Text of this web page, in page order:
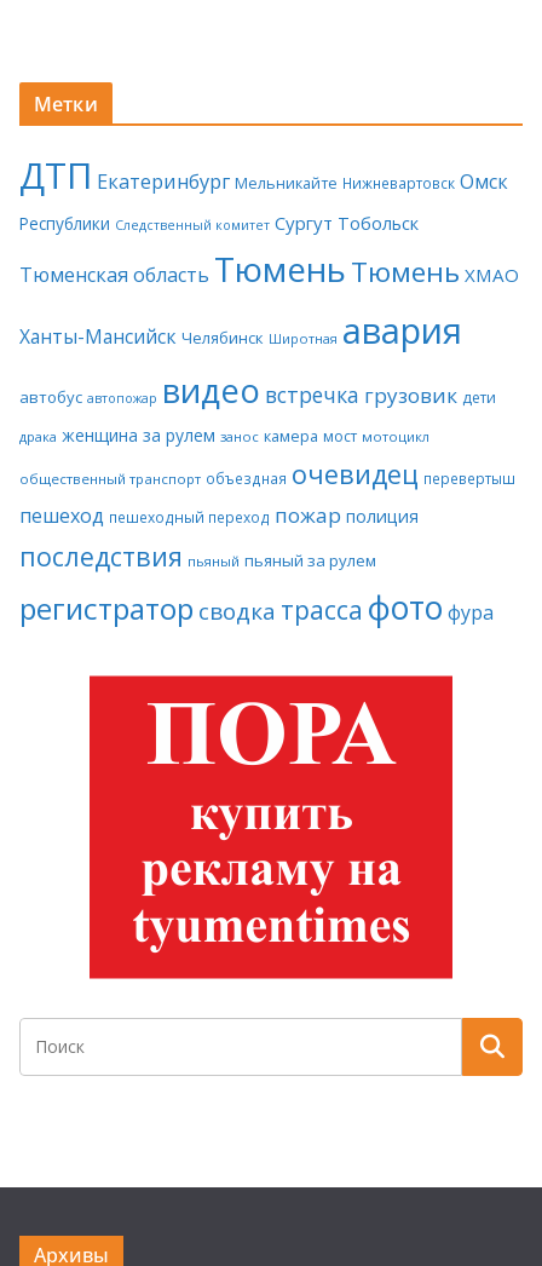
Метки
ДТП Екатеринбург Мельникайте Нижневартовск Омск
Республики Следственный комитет Сургут Тобольск
Тюменская область ТюменьТюмень ХМАО
Ханты-Мансийск Челябинск Широтная авария
автобус автопожар видео встречка грузовик дети
драка женщина за рулем занос камера мост мотоцикл
общественный транспорт объездная очевидец перевертыш
пешеход пешеходный переход пожар полиция
последствия пьяный пьяный за рулем
регистратор сводка трасса фото фура
Архивы